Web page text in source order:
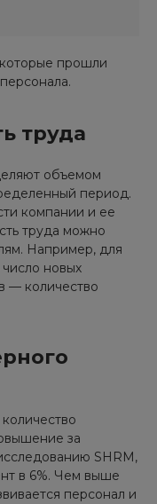
прошли
труда
объемом
период.
компании и ее
труда можно
Например, для
новых
— количество
за
SHRM,
в 6%. Чем выше
персонал и